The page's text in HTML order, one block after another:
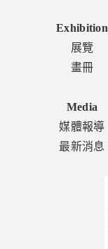
Exhibition
展覽
畫冊
Media
媒體報導
最新消息